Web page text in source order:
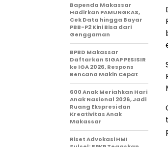
Bapenda Makassar
Hadirkan PAMUNGKAS,
Cek Data hingga Bayar
PBB-P2 Kini Bisa dari
Genggaman
BPBD Makassar
Daftarkan SIGAP PESISIR
ke IGA 2026, Respons
Bencana Makin Cepat
600 Anak Meriahkan Hari
Anak Nasional 2026, Jadi
Ruang Ekspresi dan
Kreativitas Anak
Makassar
Riset Advokasi HMI